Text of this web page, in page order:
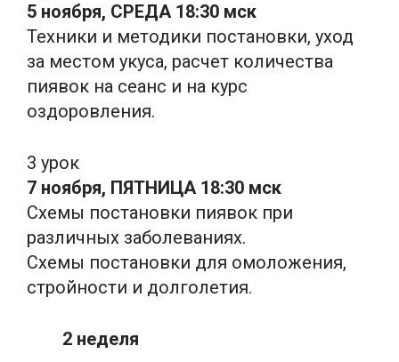
5 ноября, СРЕДА 18:30 мск
Техники и методики постановки, уход
за местом укуса, расчет количества
пиявок на сеанс и на курс
оздоровления.
3 урок
7 ноября, ПЯТНИЦА 18:30 мск
Схемы постановки пиявок при
различных заболеваниях.
Схемы постановки для омоложения,
стройности и долголетия.
2 неделя